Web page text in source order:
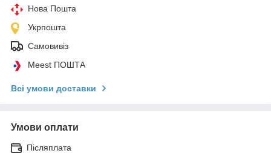
Нова Пошта
Укрпошта
Самовивіз
Meest ПОШТА
Всі умови доставки
Умови оплати
Післяплата